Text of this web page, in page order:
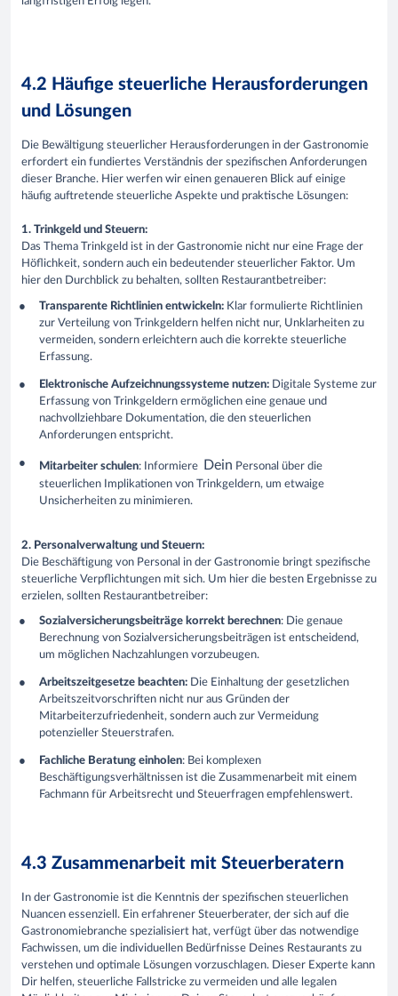
4.2 Häufige steuerliche Herausforderungen
und Lösungen
Die Bewältigung steuerlicher Herausforderungen in der Gastronomie
erfordert ein fundiertes Verständnis der spezifischen Anforderungen
dieser Branche. Hier werfen wir einen genaueren Blick auf einige
häufig auftretende steuerliche Aspekte und praktische Lösungen:
1. Trinkgeld und Steuern:
Das Thema Trinkgeld ist in der Gastronomie nicht nur eine Frage der
Höflichkeit, sondern auch ein bedeutender steuerlicher Faktor. Um
hier den Durchblick zu behalten, sollten Restaurantbetreiber:
Transparente Richtlinien entwickeln: Klar formulierte Richtlinien
zur Verteilung von Trinkgeldern helfen nicht nur, Unklarheiten zu
vermeiden, sondern erleichtern auch die korrekte steuerliche
Erfassung.
Elektronische Aufzeichnungssysteme nutzen: Digitale Systeme zur
Erfassung von Trinkgeldern ermöglichen eine genaue und
nachvollziehbare Dokumentation, die den steuerlichen
Anforderungen entspricht.
Mitarbeiter schulen: Informiere Dein Personal über die
steuerlichen Implikationen von Trinkgeldern, um etwaige
Unsicherheiten zu minimieren.
2. Personalverwaltung und Steuern:
Die Beschäftigung von Personal in der Gastronomie bringt spezifische
steuerliche Verpflichtungen mit sich. Um hier die besten Ergebnisse zu
erzielen, sollten Restaurantbetreiber:
Sozialversicherungsbeiträge korrekt berechnen: Die genaue
Berechnung von Sozialversicherungsbeiträgen ist entscheidend,
um möglichen Nachzahlungen vorzubeugen.
Arbeitszeitgesetze beachten: Die Einhaltung der gesetzlichen
Arbeitszeitvorschriften nicht nur aus Gründen der
Mitarbeiterzufriedenheit, sondern auch zur Vermeidung
potenzieller Steuerstrafen.
Fachliche Beratung einholen: Bei komplexen
Beschäftigungsverhältnissen ist die Zusammenarbeit mit einem
Fachmann für Arbeitsrecht und Steuerfragen empfehlenswert.
4.3 Zusammenarbeit mit Steuerberatern
In der Gastronomie ist die Kenntnis der spezifischen steuerlichen
Nuancen essenziell. Ein erfahrener Steuerberater, der sich auf die
Gastronomiebranche spezialisiert hat, verfügt über das notwendige
Fachwissen, um die individuellen Bedürfnisse Deines Restaurants zu
verstehen und optimale Lösungen vorzuschlagen. Dieser Experte kann
Dir helfen, steuerliche Fallstricke zu vermeiden und alle legalen